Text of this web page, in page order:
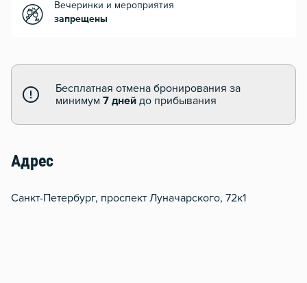
Вечеринки и мероприятия
запрещены
Бесплатная отмена бронирования за
минимум 7 дней до прибывания
Адрес
Санкт-Петербург, проспект Луначарского, 72к1